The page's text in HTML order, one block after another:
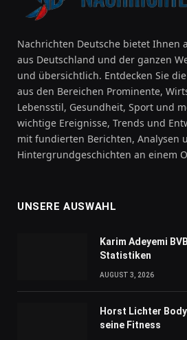
Nachrichten Deutsche bietet Ihnen
aus Deutschland und der ganzen
und übersichtlich. Entdecken Sie
aus den Bereichen Prominente,
Lebensstil, Gesundheit, Sport und
wichtige Ereignisse, Trends und
mit fundierten Berichten, Analysen
Hintergrundgeschichten an einem
UNSERE AUSWAHL
Karim Adeyemi
Statistiken
AUGUST 3, 2026
Horst Lichter
seine Fitness